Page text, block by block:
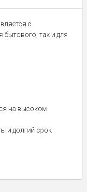
с
бытового, так и для
на высоком
и долгий срок